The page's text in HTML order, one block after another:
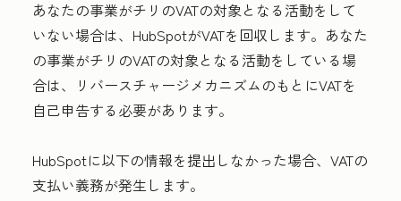
あなたの事業がチリのVATの対象となる活動をして
いない場合は、HubSpotがVATを回収します。あなた
の事業がチリのVATの対象となる活動をしている場
合は、リバースチャージメカニズムのもとにVATを
自己申告する必要があります。
HubSpotに以下の情報を提出しなかった場合、VATの
支払い義務が発生します。